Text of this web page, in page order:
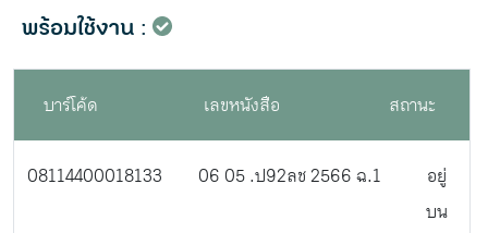
พร้อมใช้งาน :
บาร์โค้ด เลขหนังสือ สถานะ
08114400018133 06 05 .ป92ลช 2566 ฉ.1
อยู่
บน